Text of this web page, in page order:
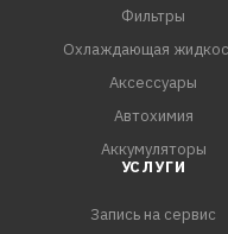
Фильтры
Охлаждающая
Аксессуары
Автохимия
Аккумуляторы
УСЛУГИ
Запись на сервис